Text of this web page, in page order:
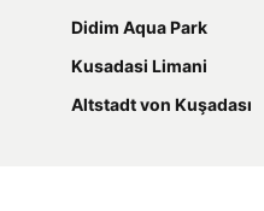
Didim Aqua Park
Kusadasi Limani
Altstadt von Kuşadası